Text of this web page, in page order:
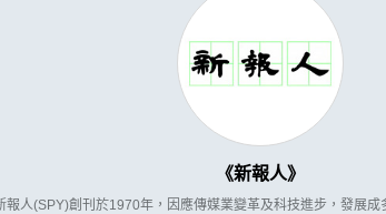
新報人
報人(SPY)創刊於1970年，因應傳媒業變革及科技進步，發展成